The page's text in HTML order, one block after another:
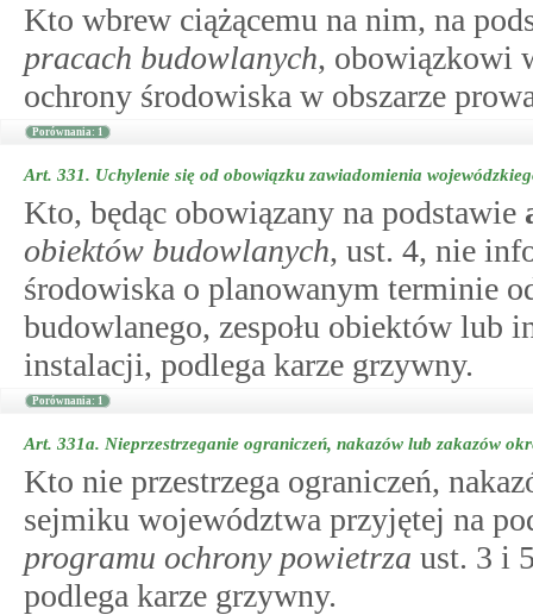
Kto wbrew ciążącemu na nim, na
pracach budowlanych, obowiązkowi
ochrony środowiska w obszarze
Porównania: 1
Art. 331. Uchylenie się od obowiązku zawiadomienia
Kto, będąc obowiązany na podstawie
obiektów budowlanych, ust. 4, nie
środowiska o planowanym terminie
budowlanego, zespołu obiektów lub
instalacji, podlega karze grzywny.
Porównania: 1
Art. 331a. Nieprzestrzeganie ograniczeń, nakazów lub zakazów
Kto nie przestrzega ograniczeń,
sejmiku województwa przyjętej na
programu ochrony powietrza ust. 3 i
podlega karze grzywny.